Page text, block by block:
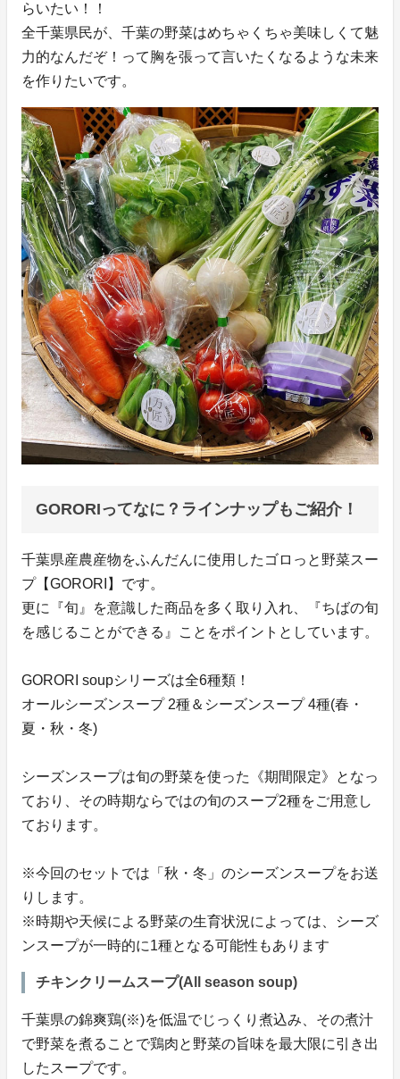
らいたい！！
全千葉県民が、千葉の野菜はめちゃくちゃ美味しくて魅
力的なんだぞ！って胸を張って言いたくなるような未来
を作りたいです。
GORORIってなに？ラインナップもご紹介！
千葉県産農産物をふんだんに使用したゴロっと野菜スー
プ【GORORI】です。
更に『旬』を意識した商品を多く取り入れ、『ちばの旬
を感じることができる』ことをポイントとしています。
GORORI soupシリーズは全6種類！
オールシーズンスープ 2種＆シーズンスープ 4種(春・
夏・秋・冬)
シーズンスープは旬の野菜を使った《期間限定》となっ
ており、その時期ならではの旬のスープ2種をご用意し
ております。
※今回のセットでは「秋・冬」のシーズンスープをお送
りします。
※時期や天候による野菜の生育状況によっては、シーズ
ンスープが一時的に1種となる可能性もあります
チキンクリームスープ(All season soup)
千葉県の錦爽鶏(※)を低温でじっくり煮込み、その煮汁
で野菜を煮ることで鶏肉と野菜の旨味を最大限に引き出
したスープです。